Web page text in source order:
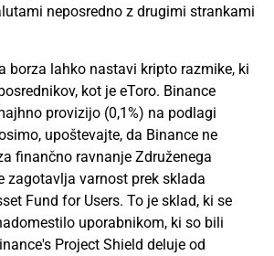
neposredno z drugimi strankami
borza lahko nastavi kripto razmike, ki
kot je eToro. Binance
provizijo (0,1%) na podlagi
upoštevajte, da Binance ne
finančno ravnanje Združenega
zagotavlja varnost prek sklada
Fund for Users. To je sklad, ki se
uporabnikom, ki so bili
Project Shield deluje od